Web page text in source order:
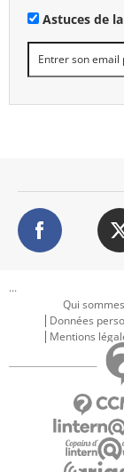
Astuces de
...
Qui
Données
Mentions